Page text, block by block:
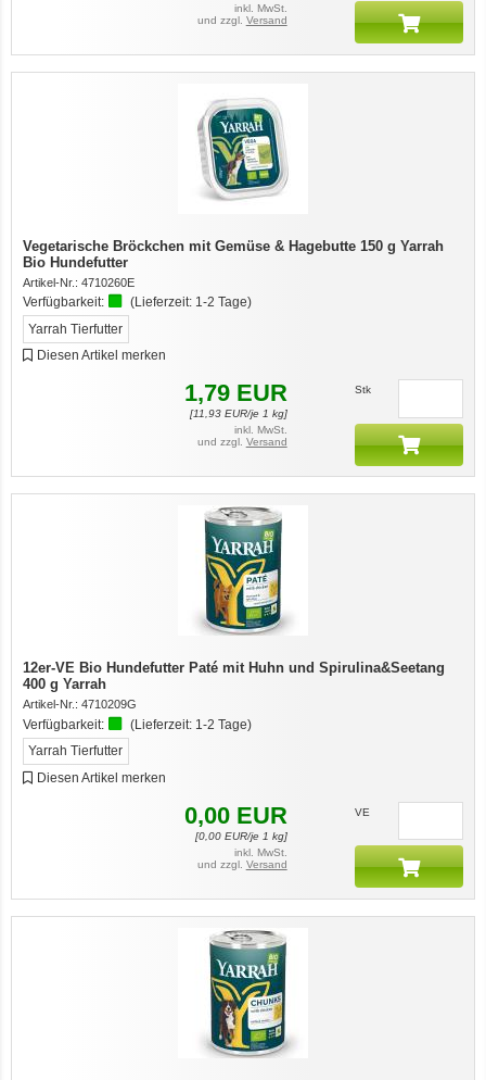
inkl. MwSt.
und zzgl. Versand
Vegetarische Bröckchen mit Gemüse & Hagebutte 150 g Yarrah
Bio Hundefutter
Artikel-Nr.: 4710260E
Verfügbarkeit: (Lieferzeit: 1-2 Tage)
Yarrah Tierfutter
Diesen Artikel merken
1,79 EUR
[11,93EUR/je 1 kg]
inkl. MwSt.
und zzgl. Versand
Stk
12er-VE Bio Hundefutter Paté mit Huhn und Spirulina&Seetang
400 g Yarrah
Artikel-Nr.: 4710209G
Verfügbarkeit: (Lieferzeit: 1-2 Tage)
Yarrah Tierfutter
Diesen Artikel merken
0,00 EUR
[0,00EUR/je 1 kg]
inkl. MwSt.
und zzgl. Versand
VE